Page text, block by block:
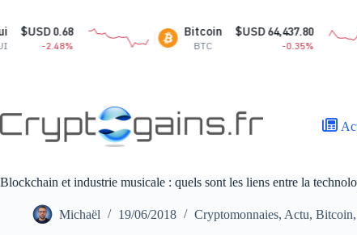
contenu
Bitcoin
BTC
$USD 64,437.80
-0.35%
Blockchain et industrie musicale : quels sont les liens entre la
Michaël 19/06/2018 Cryptomonnaies, Actu, Bitcoin,